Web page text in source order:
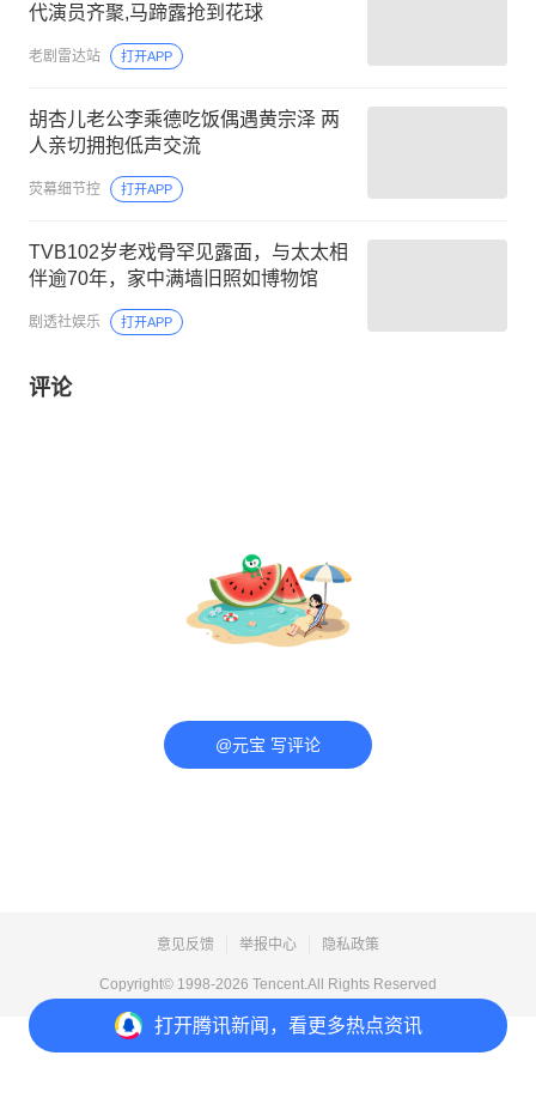
打开腾讯新闻，看更多热点资讯
代演员齐聚,马蹄露抢到花球
老剧雷达站 打开APP
胡杏儿老公李乘德吃饭偶遇黄宗泽 两
人亲切拥抱低声交流
荧幕细节控 打开APP
TVB102岁老戏骨罕见露面，与太太相
伴逾70年，家中满墙旧照如博物馆
剧透社娱乐 打开APP
评论
@元宝 写评论
意见反馈 举报中心 隐私政策
Copyright© 1998-2026 Tencent.All Rights Reserved